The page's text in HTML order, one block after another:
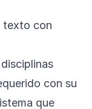
texto con
con su
que